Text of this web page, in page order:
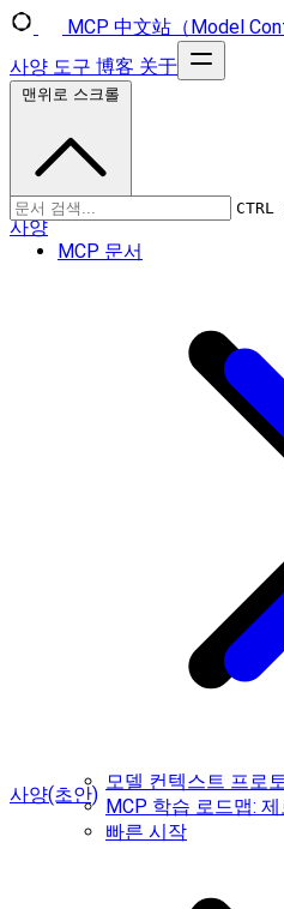
MCP 中文站（Model
사양 도구 博客 关于
CTRL
MCP 문서
모델 컨텍스트 프로
MCP 학습 로드맵:
빠른 시작
맨위로 스크롤
사양
사양(초안)